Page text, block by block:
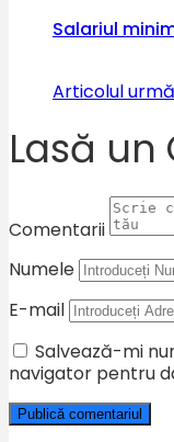
Salariul
Articolul
Lasă
Comentarii
Numele
E-mail
Salvează-mi
navigator pentru